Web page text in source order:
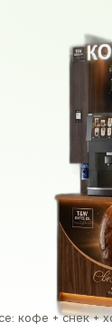
кофе + снек +